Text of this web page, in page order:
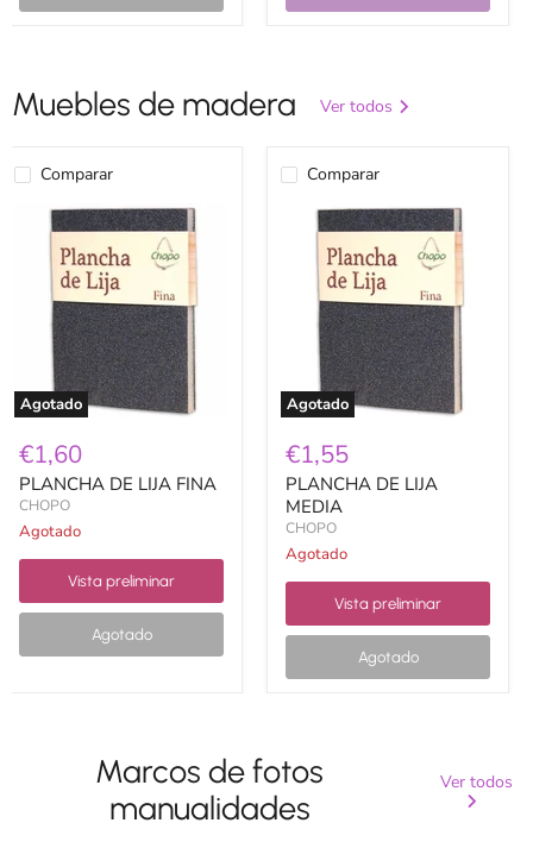
Muebles de madera Ver todos
Comparar
Agotado
PLANCHA
FINA
€1,60
PLANCHA DE LIJA FINA
CHOPO
Agotado
Vista preliminar
Agotado
Comparar
Agotado
PLANCHA
MEDIA
€1,55
PLANCHA DE LIJA
MEDIA
CHOPO
Agotado
Vista preliminar
Agotado
Marcos de fotos
manualidades
Ver todos